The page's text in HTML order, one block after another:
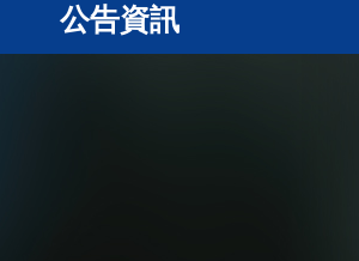
公告資訊